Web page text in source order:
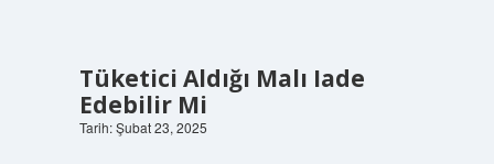
Tüketici Aldığı Malı Iade
Edebilir Mi
Tarih: Şubat 23, 2025